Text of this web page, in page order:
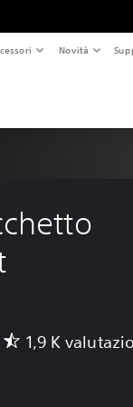
Novità
1,9 K